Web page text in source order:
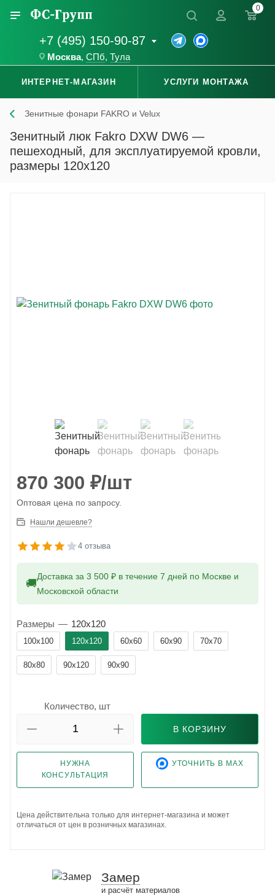
+7 (495) 150-90-87
Москва, СПб, Тула
0
ИНТЕРНЕТ-МАГАЗИН УСЛУГИ МОНТАЖА
Зенитные фонари FAKRO и Velux
Зенитный люк Fakro DXW DW6 —
пешеходный, для эксплуатируемой кровли,
размеры 120x120
870 300 ₽/шт
Оптовая цена по запросу.
Нашли дешевле?
4 отзыва
🚚
Доставка за 3 500 ₽ в течение 7 дней по Москве и
Московской области
Размеры — 120x120
100x100 120x120 60x60 60x90 70x70
80x80 90x120 90x90
Количество, шт
В КОРЗИНУ
НУЖНА
КОНСУЛЬТАЦИЯ
УТОЧНИТЬ В MAX
Цена действительна только для интернет-магазина и может
отличаться от цен в розничных магазинах.
Замер
и расчёт материалов